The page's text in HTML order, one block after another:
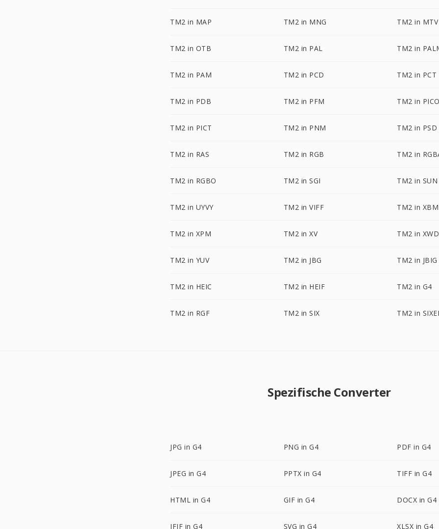
TM2 in MAP TM2 in MNG TM2 in MTV
TM2 in OTB TM2 in PAL TM2 in
TM2 in PAM TM2 in PCD TM2 in PCT
TM2 in PDB TM2 in PFM TM2 in
TM2 in PICT TM2 in PNM TM2 in PSD
TM2 in RAS TM2 in RGB TM2 in
TM2 in RGBO TM2 in SGI TM2 in SUN
TM2 in UYVY TM2 in VIFF TM2 in XBM
TM2 in XPM TM2 in XV TM2 in XWD
TM2 in YUV TM2 in JBG TM2 in JBIG
TM2 in HEIC TM2 in HEIF TM2 in G4
TM2 in RGF TM2 in SIX TM2 in
Spezifische Converter
JPG in G4 PNG in G4 PDF in G4
JPEG in G4 PPTX in G4 TIFF in G4
HTML in G4 GIF in G4 DOCX in G4
JFIF in G4 SVG in G4 XLSX in G4